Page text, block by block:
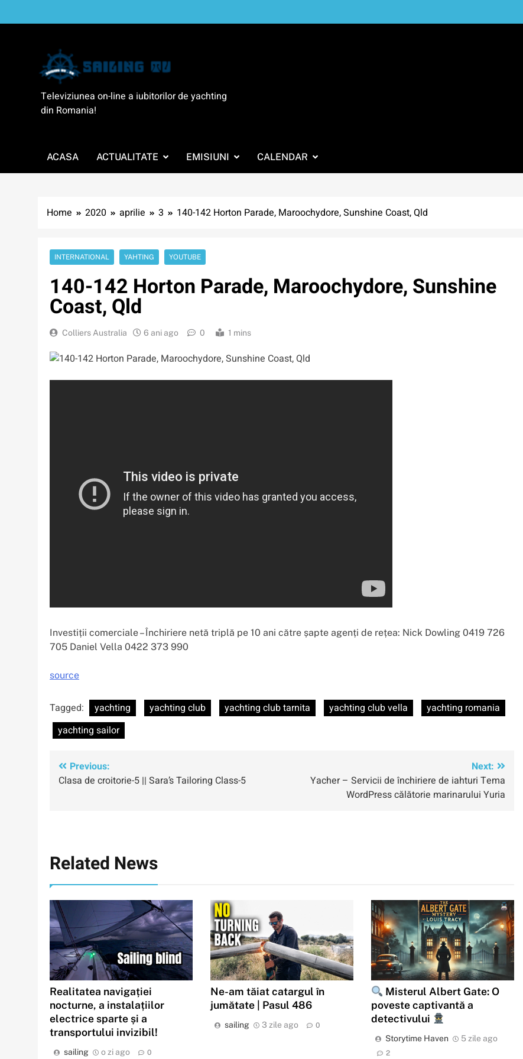
to
SailingTV
Televiziunea on-line a iubitorilor de yachting
din Romania!
ACASA ACTUALITATE EMISIUNI CALENDAR
Home 2020 aprilie 3 140-142 Horton Parade, Maroochydore, Sunshine Coast, Qld
INTERNATIONAL YAHTING YOUTUBE
140-142 Horton Parade, Maroochydore, Sunshine
Coast, Qld
Colliers Australia 6 ani ago 0 1 mins
Investiții comerciale – Închiriere netă triplă pe 10 ani către șapte agenți de rețea: Nick Dowling 0419 726
705 Daniel Vella 0422 373 990
source
Tagged: yachting yachting club yachting club tarnita yachting club vella
yachting romania
yachting sailor
Navigare
în
Previous:
Clasa de croitorie-5 || Sara’s Tailoring Class-5
Next:
Yacher – Servicii de închiriere de iahturi Tema
WordPress călătorie marinarului Yuria
Related News
Realitatea navigației
nocturne, a instalațiilor
electrice sparte și a
transportului invizibil!
sailing o zi ago 0
Ne-am tăiat catargul în
jumătate | Pasul 486
sailing 3 zile ago 0
Misterul Albert Gate: O
poveste captivantă a
detectivului
Storytime Haven 5 zile ago
2